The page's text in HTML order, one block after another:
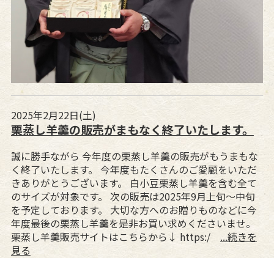
2025年2月22日(土)
栗蒸し羊羹の販売がまもなく終了いたします。
誠に勝手ながら 今年度の栗蒸し羊羹の販売がもうまもな
く終了いたします。 今年度もたくさんのご愛顧をいただ
きありがとうございます。 白小豆栗蒸し羊羹を含む全て
のサイズが対象です。 次の販売は2025年9月上旬～中旬
を予定しております。 大切な方へのお贈りものなどに今
年度最後の栗蒸し羊羹を是非お買い求めくださいませ。
栗蒸し羊羹販売サイトはこちらから↓ https:/ ...続きを
見る